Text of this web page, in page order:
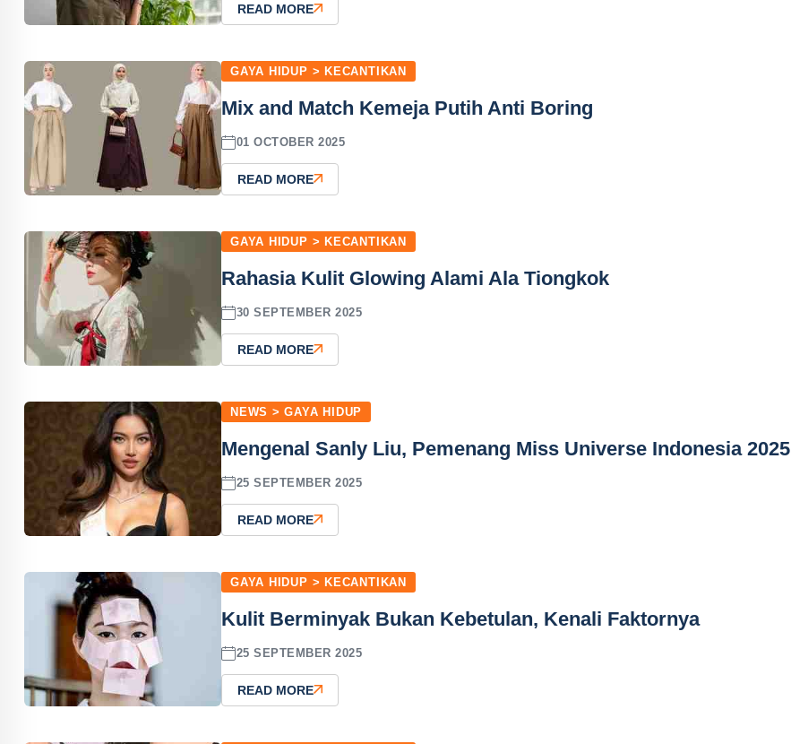
READ MORE
GAYA HIDUP > KECANTIKAN
Mix and Match Kemeja Putih Anti Boring
01 OCTOBER 2025
READ MORE
GAYA HIDUP > KECANTIKAN
Rahasia Kulit Glowing Alami Ala Tiongkok
30 SEPTEMBER 2025
READ MORE
NEWS > GAYA HIDUP
Mengenal Sanly Liu, Pemenang Miss Universe Indonesia 2025
25 SEPTEMBER 2025
READ MORE
GAYA HIDUP > KECANTIKAN
Kulit Berminyak Bukan Kebetulan, Kenali Faktornya
25 SEPTEMBER 2025
READ MORE